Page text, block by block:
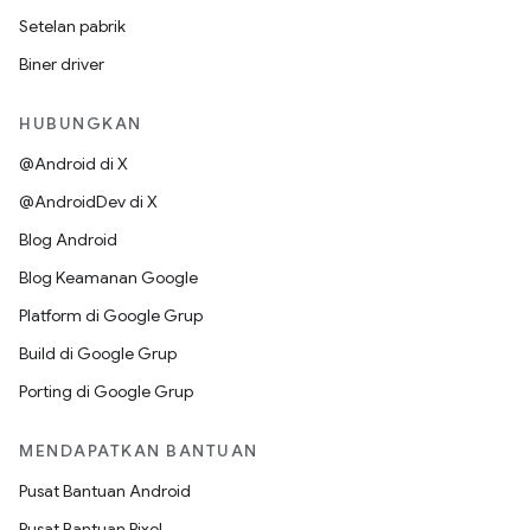
Setelan pabrik
Biner driver
HUBUNGKAN
@Android di X
@AndroidDev di X
Blog Android
Blog Keamanan Google
Platform di Google Grup
Build di Google Grup
Porting di Google Grup
MENDAPATKAN BANTUAN
Pusat Bantuan Android